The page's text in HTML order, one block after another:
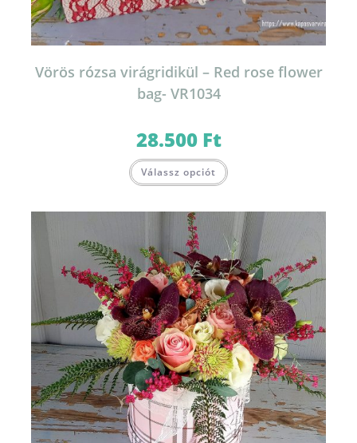
Vörös rózsa virágridikül – Red rose flower
bag- VR1034
28.500 Ft
Válassz opciót